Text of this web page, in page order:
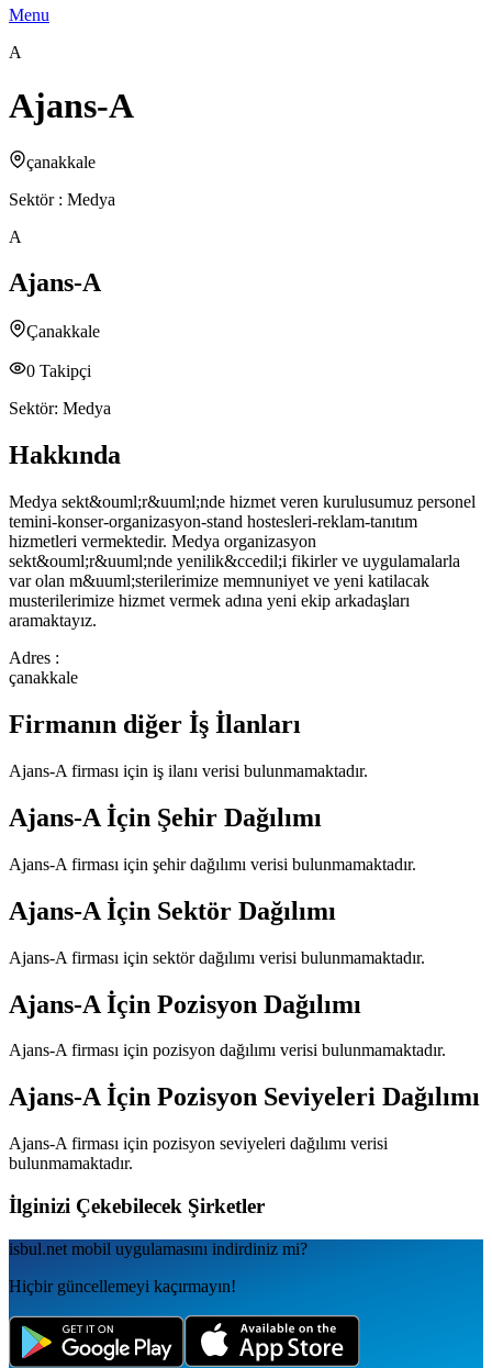
Menu
A
Ajans-A
çanakkale
Sektör : Medya
A
Ajans-A
Çanakkale
0 Takipçi
Sektör: Medya
Hakkında
Medya sekt&ouml;r&uuml;nde hizmet veren kurulusumuz personel
temini-konser-organizasyon-stand hostesleri-reklam-tanıtım
hizmetleri vermektedir. Medya organizasyon
sekt&ouml;r&uuml;nde yenilik&ccedil;i fikirler ve uygulamalarla
var olan m&uuml;sterilerimize memnuniyet ve yeni katilacak
musterilerimize hizmet vermek adına yeni ekip arkadaşları
aramaktayız.
Adres :
çanakkale
Firmanın diğer İş İlanları
Ajans-A firması için iş ilanı verisi bulunmamaktadır.
Ajans-A İçin Şehir Dağılımı
Ajans-A firması için şehir dağılımı verisi bulunmamaktadır.
Ajans-A İçin Sektör Dağılımı
Ajans-A firması için sektör dağılımı verisi bulunmamaktadır.
Ajans-A İçin Pozisyon Dağılımı
Ajans-Afirması için pozisyon dağılımı verisi bulunmamaktadır.
Ajans-Aİçin Pozisyon Seviyeleri Dağılımı
Ajans-A firması için pozisyon seviyeleri dağılımı verisi
bulunmamaktadır.
İlginizi Çekebilecek Şirketler
isbul.net mobil uygulamаsını indirdiniz mi?
Hiçbir güncellemeyi kaçırmayın!